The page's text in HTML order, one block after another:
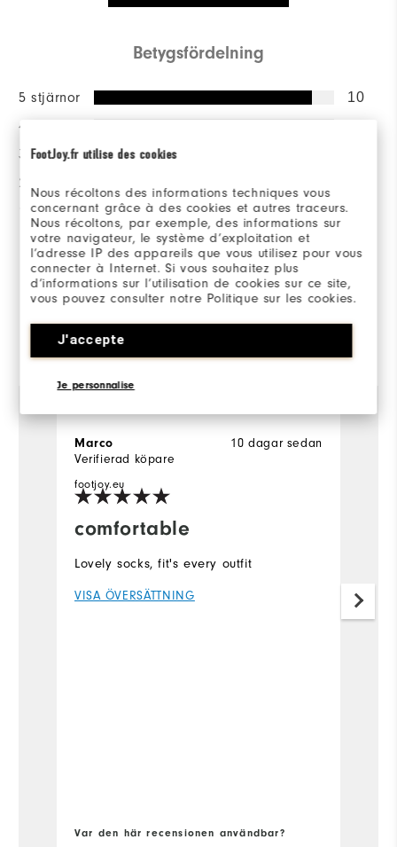
FootJoy.fr utilise des cookies
Nous récoltons des informations techniques vous
concernant grâce à des cookies et autres traceurs.
Nous récoltons, par exemple, des informations sur
votre navigateur, le système d’exploitation et
l’adresse IP des appareils que vous utilisez pour vous
connecter à Internet. Si vous souhaitez plus
d’informations sur l’utilisation de cookies sur ce site,
vous pouvez consulter notre Politique sur les cookies.
J'accepte
Je personnalise
Betygsfördelning
5 stjärnor 10
4 stjärnor
3 stjärnor
2 stjärnor
1 stjärna
100%
av alla tillfrågade skulle
rekommendera detta för en
vän.
Recenserad av 11 kunder
View All
comfortable
10 dagar sedan
Marco
Verifierad köpare
footjoy.eu
Lovely socks, fit's every outfit
VISA ÖVERSÄTTNING
Var den här recensionen användbar?